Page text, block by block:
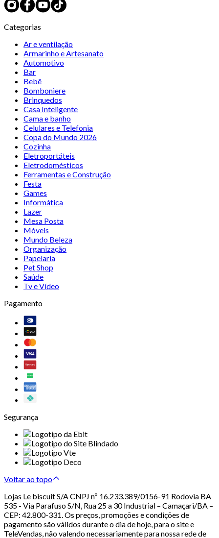
Categorias
Ar e ventilação
Armarinho e Artesanato
Automotivo
Bar
Bebê
Bomboniere
Brinquedos
Casa Inteligente
Cama e banho
Celulares e Telefonia
Copa do Mundo 2026
Cozinha
Eletroportáteis
Eletrodomésticos
Ferramentas e Construção
Festa
Games
Informática
Lazer
Mesa Posta
Móveis
Mundo Beleza
Organização
Papelaria
Pet Shop
Saúde
Tv e Vídeo
Pagamento
Segurança
Voltar ao topo
Lojas Le biscuit S/A CNPJ nº 16.233.389/0156-91 Rodovia BA
535 - Via Parafuso S/N, Rua 25 a 30 Industrial – Camaçari/BA –
CEP: 42.800-331. Os preços, promoções e condições de
pagamento são válidos durante o dia de hoje, para o site e
TeleVendas, não valendo necessariamente para nossa rede de